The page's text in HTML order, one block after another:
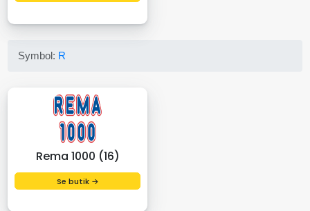
Symbol: R
Rema 1000 (16)
Se butik →